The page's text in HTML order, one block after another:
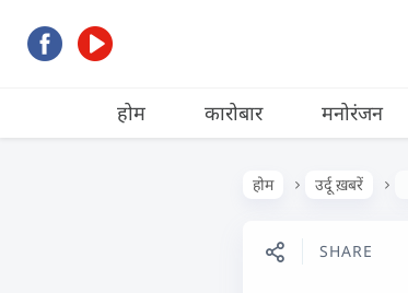
होम कारोबार मनोरंजन
होम उर्दू ख़बरें
SHARE